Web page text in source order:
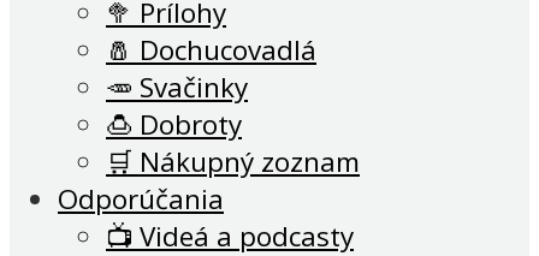
🥦 Prílohy
🧂 Dochucovadlá
🥕 Svačinky
🍮 Dobroty
🛒 Nákupný zoznam
Odporúčania
📺 Videá a podcasty